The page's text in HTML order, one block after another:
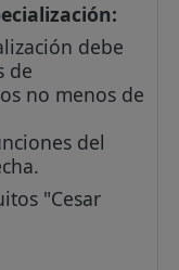
debe
de
no menos de
del
"Cesar